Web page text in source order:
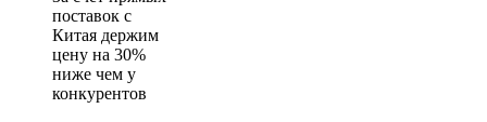
поставок с
Китая держим
цену на 30%
ниже чем у
конкурентов